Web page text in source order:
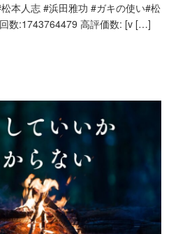
本人志 #浜田雅功 #ガキの使い#松
数:1743764479 高評価数: [v […]